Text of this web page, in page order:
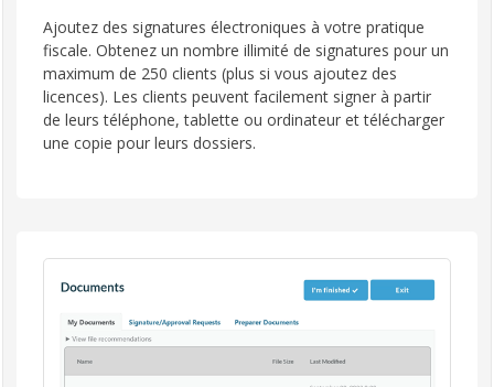
Ajoutez des signatures électroniques à votre pratique
fiscale. Obtenez un nombre illimité de signatures pour un
maximum de 250 clients (plus si vous ajoutez des
licences). Les clients peuvent facilement signer à partir
de leurs téléphone, tablette ou ordinateur et télécharger
une copie pour leurs dossiers.